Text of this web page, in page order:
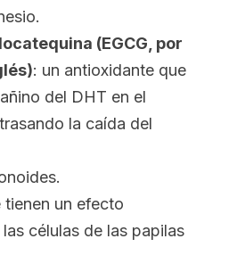
(EGCG, por
: un antioxidante que
del DHT en el
la caída del
tienen un efecto
células de las papilas